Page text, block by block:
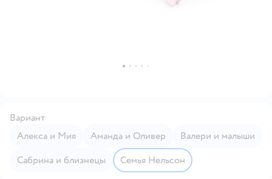
Вариант
Алекса и Мия
Аманда и Оливер
Валери и малыши
Сабрина и близнецы
Семья Нельсон